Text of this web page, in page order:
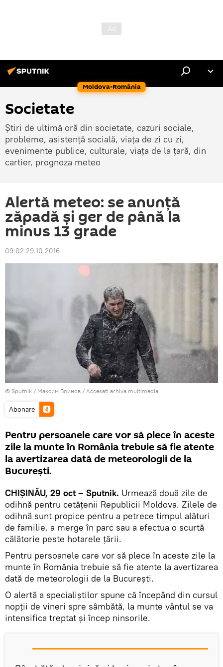
Moldova-România
Societate
Știri de ultimă oră din societate, cazuri sociale,
probleme, asistență socială, viața de zi cu zi,
evenimente publice, culturale, viața de la țară, din
cartier, prognoza meteo
Alertă meteo: se anunță
zăpadă și ger de până la
minus 13 grade
09:02 29.10.2016
© Sputnik / Максим Блинов / Accesați arhiva multimedia
Abonare
Pentru persoanele care vor să plece în aceste
zile la munte în România trebuie să fie atente
la avertizarea dată de meteorologii de la
Bucureşti.
CHIŞINĂU, 29 oct – Sputnik. Urmează două zile de
odihnă pentru cetăţenii Republicii Moldova. Zilele de
odihnă sunt propice pentru a petrece timpul alături
de familie, a merge în parc sau a efectua o scurtă
călătorie peste hotarele ţării.
Pentru persoanele care vor să plece în aceste zile la
munte în România trebuie să fie atente la avertizarea
dată de meteorologii de la Bucureşti.
O alertă a specialiștilor spune că începând din cursul
nopţii de vineri spre sâmbătă, la munte vântul se va
intensifica treptat și încep ninsorile.